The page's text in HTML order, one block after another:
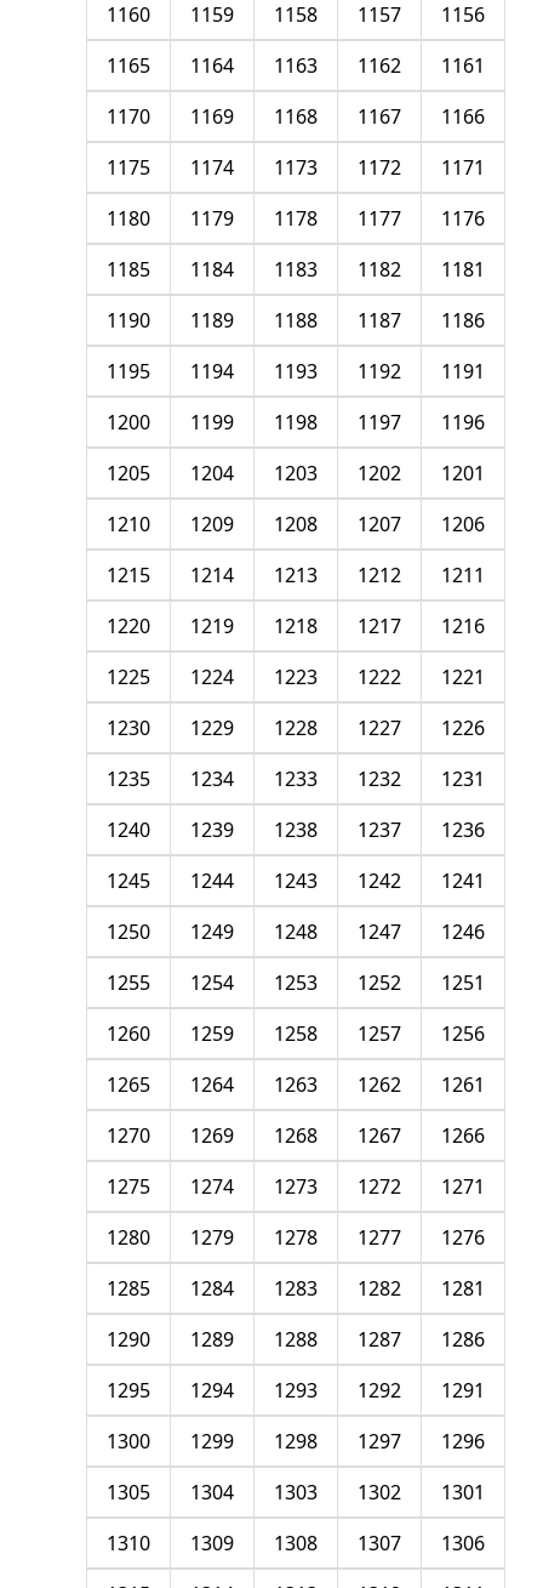
1156
1157
1158
1159
1160
1161
1162
1163
1164
1165
1166
1167
1168
1169
1170
1171
1172
1173
1174
1175
1176
1177
1178
1179
1180
1181
1182
1183
1184
1185
1186
1187
1188
1189
1190
1191
1192
1193
1194
1195
1196
1197
1198
1199
1200
1201
1202
1203
1204
1205
1206
1207
1208
1209
1210
1211
1212
1213
1214
1215
1216
1217
1218
1219
1220
1221
1222
1223
1224
1225
1226
1227
1228
1229
1230
1231
1232
1233
1234
1235
1236
1237
1238
1239
1240
1241
1242
1243
1244
1245
1246
1247
1248
1249
1250
1251
1252
1253
1254
1255
1256
1257
1258
1259
1260
1261
1262
1263
1264
1265
1266
1267
1268
1269
1270
1271
1272
1273
1274
1275
1276
1277
1278
1279
1280
1281
1282
1283
1284
1285
1286
1287
1288
1289
1290
1291
1292
1293
1294
1295
1296
1297
1298
1299
1300
1301
1302
1303
1304
1305
1306
1307
1308
1309
1310